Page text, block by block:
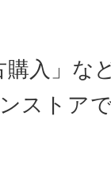
入」な
ストア